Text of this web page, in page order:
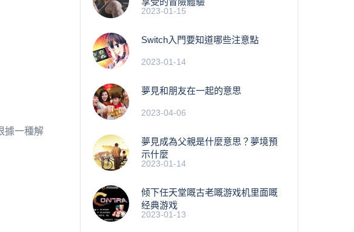
據一種解
2023-01-15
Switch入門要知道哪些注意點
2023-01-14
夢見和朋友在一起的意思
2023-04-06
夢見成為父親是什麼意思？夢境預
示什麼
2023-01-14
倾下任天堂嘅古老嘅游戏机里面嘅
经典游戏
2023-01-13